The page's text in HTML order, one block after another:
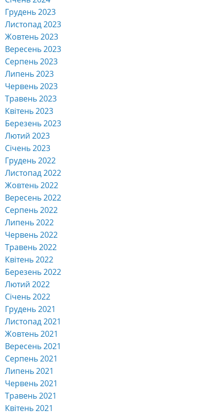
Грудень 2023
Листопад 2023
Жовтень 2023
Вересень 2023
Серпень 2023
Липень 2023
Червень 2023
Травень 2023
Квітень 2023
Березень 2023
Лютий 2023
Січень 2023
Грудень 2022
Листопад 2022
Жовтень 2022
Вересень 2022
Серпень 2022
Липень 2022
Червень 2022
Травень 2022
Квітень 2022
Березень 2022
Лютий 2022
Січень 2022
Грудень 2021
Листопад 2021
Жовтень 2021
Вересень 2021
Серпень 2021
Липень 2021
Червень 2021
Травень 2021
Квітень 2021